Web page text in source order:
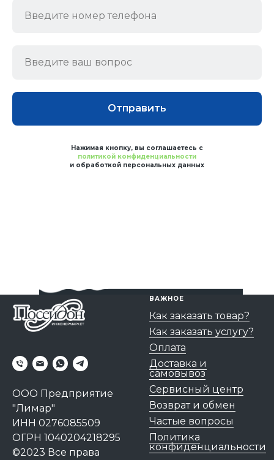
Отправить
Нажимая кнопку, вы соглашаетесь с
политикой конфиденциальности
и обработкой персональных данных
ООО Предприятие
"Лимар"
ИНН 0276085509
ОГРН 1040204218295
©2023 Все права
ВАЖНОЕ
Как заказать товар?
Как заказать услугу?
Оплата
Доставка и
самовывоз
Сервисный центр
Возврат и обмен
Частые вопросы
Политика
конфиденциальности